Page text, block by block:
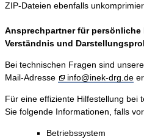
ZIP-Dateien ebenfalls
Ansprechpartner für
Verständnis und
Bei technischen Fragen sind
Mail-Adresse
info@inek-drg.de
Für eine effiziente Hilfestellung bei
Sie folgende Informationen, falls
Betriebssystem